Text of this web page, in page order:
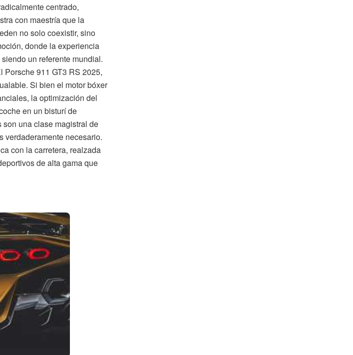
centrado,
con maestría que la
no solo coexistir, sino
donde la experiencia
un referente mundial.
911 GT3 RS 2025,
Si bien el motor bóxer
la optimización del
en un bisturí de
una clase magistral de
verdaderamente necesario.
con la carretera, realzada
de alta gama que